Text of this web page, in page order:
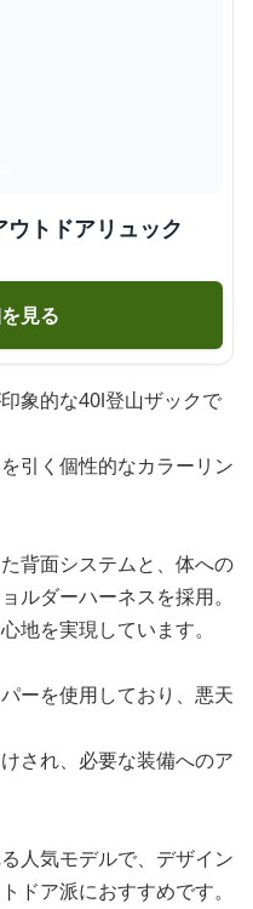
トドアリュック
見る
象的な40l登山ザックで
引く個性的なカラーリン
背面システムと、体への
ルダーハーネスを採用。
地を実現しています。
ーを使用しており、悪天
され、必要な装備へのア
人気モデルで、デザイン
ドア派におすすめです。